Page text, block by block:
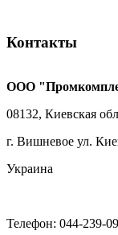
Контакты
ООО
08132, Киевская
г. Вишневое ул.
Украина
Телефон: 044-239-